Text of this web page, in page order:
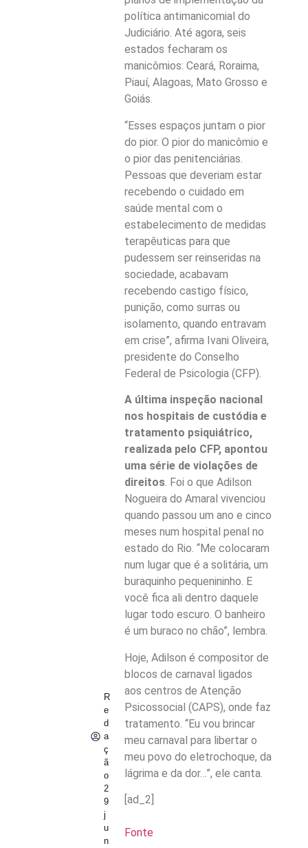
R
e
d
a
ç
ã
o
2
9
j
u
n
política antimanicomial do
Judiciário. Até agora, seis
estados fecharam os
manicômios: Ceará, Roraima,
Piauí, Alagoas, Mato Grosso e
Goiás.
“Esses espaços juntam o pior
do pior. O pior do manicômio e
o pior das penitenciárias.
Pessoas que deveriam estar
recebendo o cuidado em
saúde mental com o
estabelecimento de medidas
terapêuticas para que
pudessem ser reinseridas na
sociedade, acabavam
recebendo castigo físico,
punição, como surras ou
isolamento, quando entravam
em crise”, afirma Ivani Oliveira,
presidente do Conselho
Federal de Psicologia (CFP).
A última inspeção nacional
nos hospitais de custódia e
tratamento psiquiátrico,
realizada pelo CFP, apontou
uma série de violações de
direitos. Foi o que Adilson
Nogueira do Amaral vivenciou
quando passou um ano e cinco
meses num hospital penal no
estado do Rio. “Me colocaram
num lugar que é a solitária, um
buraquinho pequenininho. E
você fica ali dentro daquele
lugar todo escuro. O banheiro
é um buraco no chão”, lembra.
Hoje, Adilson é compositor de
blocos de carnaval ligados
aos centros de Atenção
Psicossocial (CAPS), onde faz
tratamento. “Eu vou brincar
meu carnaval para libertar o
meu povo do eletrochoque, da
lágrima e da dor…”, ele canta.
[ad_2]
Fonte